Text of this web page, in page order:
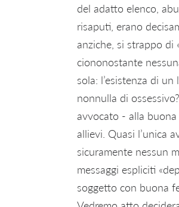
del adatto elenco,
risaputi, erano
anziche, si strappo
ciononostante
sola: l’esistenza di
nonnulla di
avvocato - alla
allievi. Quasi l’unica
sicuramente nessun
messaggi espliciti
soggetto con buona